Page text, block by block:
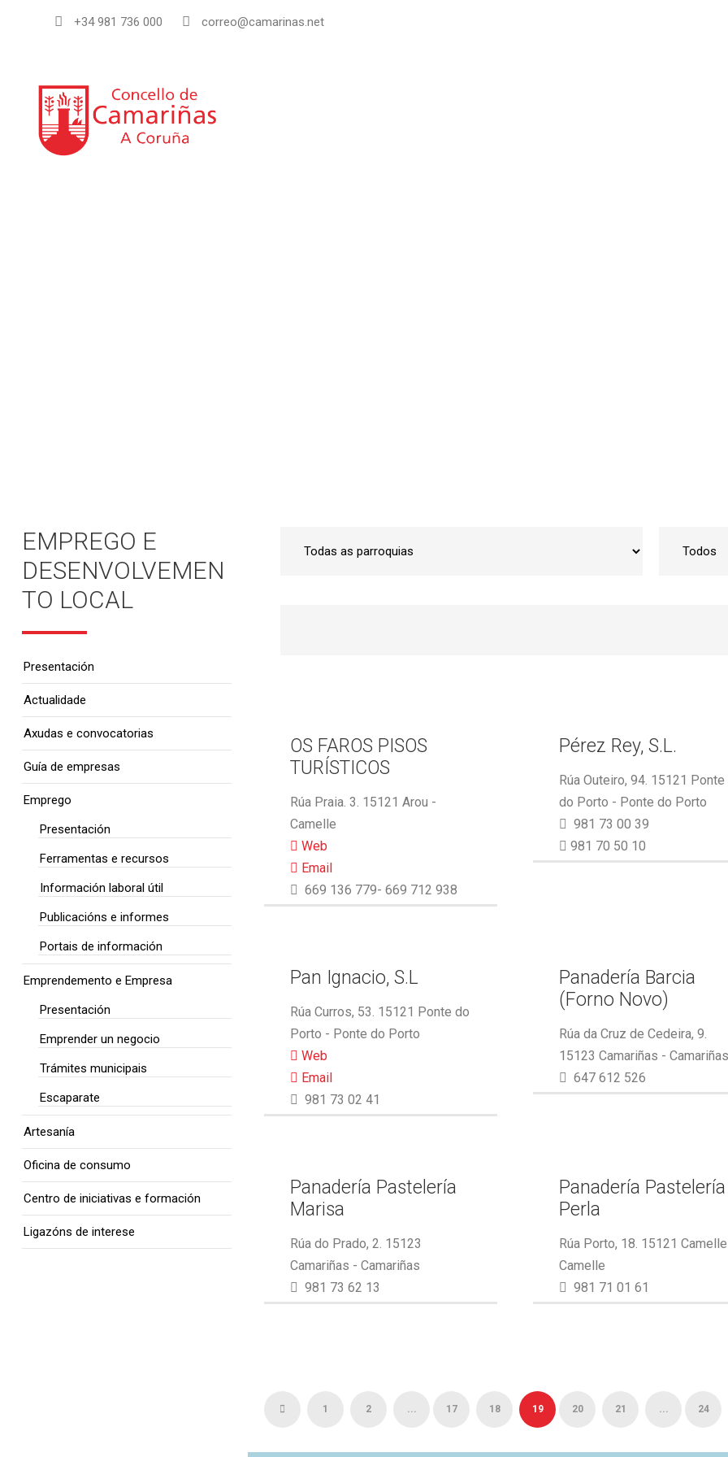
+34 981 736 000 correo@camarinas.net
OS FAROS PISOS
TURÍSTICOS
Rúa Praia. 3. 15121 Arou -
Camelle
Web
Email
669 136 779- 669 712 938
Pérez Rey, S.L.
Rúa Outeiro, 94. 15121 Ponte
do Porto - Ponte do Porto
981 73 00 39
981 70 50 10
Pan Ignacio, S.L
Rúa Curros, 53. 15121 Ponte do
Porto - Ponte do Porto
Web
Email
981 73 02 41
Panadería Barcia
(Forno Novo)
Rúa da Cruz de Cedeira, 9.
15123 Camariñas - Camariñas
647 612 526
Panadería Pastelería
Marisa
Rúa do Prado, 2. 15123
Camariñas - Camariñas
981 73 62 13
Panadería Pastelería
Perla
Rúa Porto, 18. 15121
Camelle
981 71 01 61
1 2 ... 17 18 19 20 21 ... 24
EMPREGO E
DESENVOLVEMEN
TO LOCAL
Presentación
Actualidade
Axudas e convocatorias
Guía de empresas
Emprego
Presentación
Ferramentas e recursos
Información laboral útil
Publicacións e informes
Portais de información
Emprendemento e Empresa
Presentación
Emprender un negocio
Trámites municipais
Escaparate
Artesanía
Oficina de consumo
Centro de iniciativas e formación
Ligazóns de interese